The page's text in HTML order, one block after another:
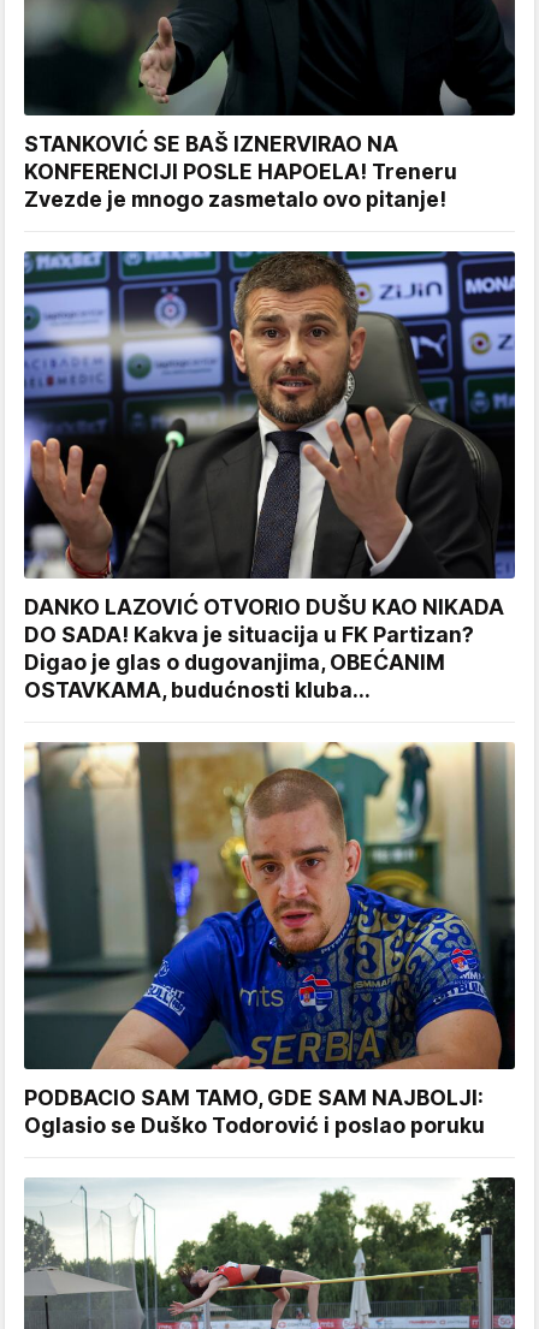
STANKOVIĆ SE BAŠ IZNERVIRAO NA
KONFERENCIJI POSLE HAPOELA! Treneru
Zvezde je mnogo zasmetalo ovo pitanje!
DANKO LAZOVIĆ OTVORIO DUŠU KAO NIKADA
DO SADA! Kakva je situacija u FK Partizan?
Digao je glas o dugovanjima, OBEĆANIM
OSTAVKAMA, budućnosti kluba...
PODBACIO SAM TAMO, GDE SAM NAJBOLJI:
Oglasio se Duško Todorović i poslao poruku